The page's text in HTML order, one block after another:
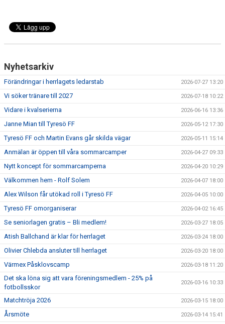
Nyhetsarkiv
Förändringar i herrlagets ledarstab 2026-07-27 13:20
Vi söker tränare till 2027 2026-07-18 10:22
Vidare i kvalserierna 2026-06-16 13:36
Janne Mian till Tyresö FF 2026-05-12 17:30
Tyresö FF och Martin Evans går skilda vägar 2026-05-11 15:14
Anmälan är öppen till våra sommarcamper 2026-04-27 09:33
Nytt koncept för sommarcamperna 2026-04-20 10:29
Välkommen hem - Rolf Solem 2026-04-07 18:00
Alex Wilson får utökad roll i Tyresö FF 2026-04-05 10:00
Tyresö FF omorganiserar 2026-04-02 16:45
Se seniorlagen gratis – Bli medlem! 2026-03-27 18:05
Atish Ballchand är klar för herrlaget 2026-03-24 18:00
Olivier Chlebda ansluter till herrlaget 2026-03-20 18:00
Värmex Påsklovscamp 2026-03-18 11:20
Det ska löna sig att vara föreningsmedlem - 25% på
fotbollsskor
2026-03-16 10:33
Matchtröja 2026 2026-03-15 18:00
Årsmöte 2026-03-14 15:41